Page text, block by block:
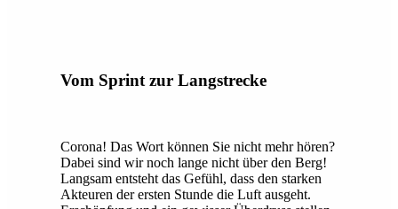
Vom Sprint zur Langstrecke
Corona! Das Wort können Sie nicht mehr hören?
Dabei sind wir noch lange nicht über den Berg!
Langsam entsteht das Gefühl, dass den starken
Akteuren der ersten Stunde die Luft ausgeht.